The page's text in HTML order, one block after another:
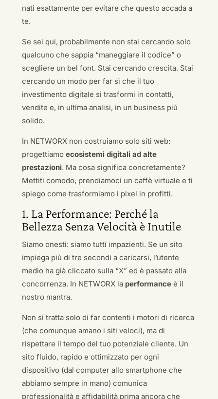
nati esattamente per evitare che questo accada a
te.
Se sei qui, probabilmente non stai cercando solo
qualcuno che sappia “maneggiare il codice” o
scegliere un bel font. Stai cercando crescita. Stai
cercando un modo per far sì che il tuo
investimento digitale si trasformi in contatti,
vendite e, in ultima analisi, in un business più
solido.
In NETWORX non costruiamo solo siti web:
progettiamo ecosistemi digitali ad alte
prestazioni. Ma cosa significa concretamente?
Mettiti comodo, prendiamoci un caffè virtuale e ti
spiego come trasformiamo i pixel in profitti.
1. La Performance: Perché la
Bellezza Senza Velocità è Inutile
Siamo onesti: siamo tutti impazienti. Se un sito
impiega più di tre secondi a caricarsi, l’utente
medio ha già cliccato sulla “X” ed è passato alla
concorrenza. In NETWORX la performanceè il
nostro mantra.
Non si tratta solo di far contenti i motori di ricerca
(che comunque amano i siti veloci), ma di
rispettare il tempo del tuo potenziale cliente. Un
sito fluido, rapido e ottimizzato per ogni
dispositivo (dal computer allo smartphone che
abbiamo sempre in mano) comunica
professionalità e affidabilità prima ancora che